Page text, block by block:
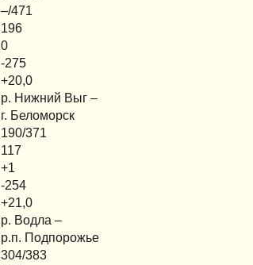
–/471
196
0
-275
+20,0
р. Нижний Выг –
г. Беломорск
190/371
117
+1
-254
+21,0
р. Водла –
р.п. Подпорожье
304/383